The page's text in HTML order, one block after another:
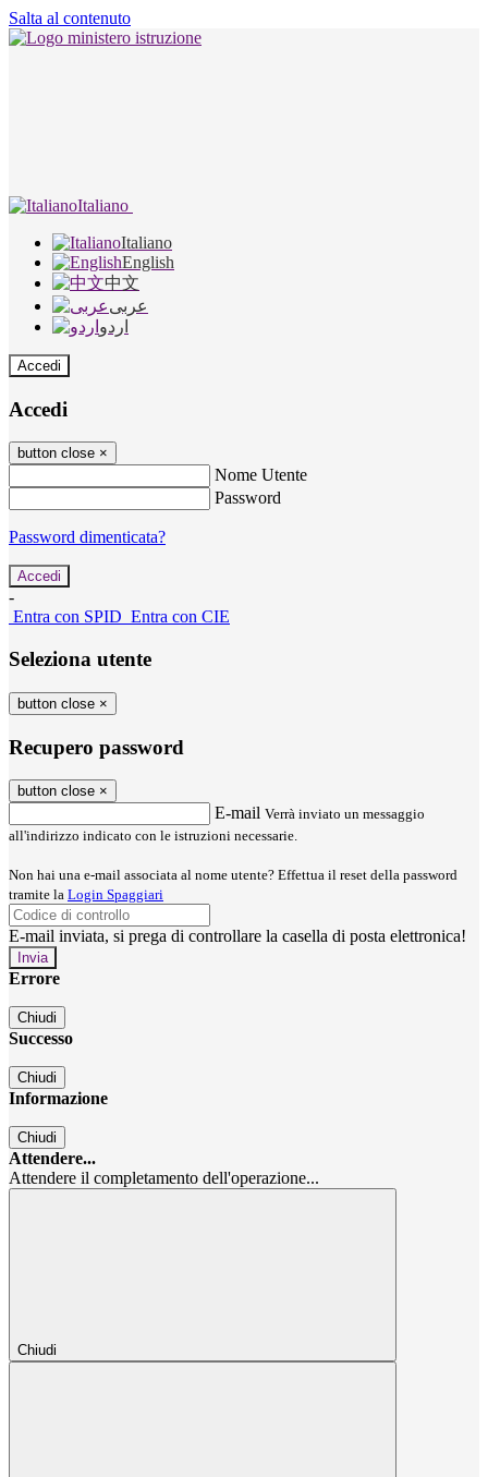
Salta al contenuto
Italiano
Italiano
English
中文
عربى
اردو
Accedi
Accedi
button close ×
Nome Utente
Password
Password dimenticata?
-
Entra con SPID Entra con CIE
Seleziona utente
button close ×
Recupero password
button close ×
E-mail Verrà inviato un messaggio
all'indirizzo indicato con le istruzioni necessarie.
Non hai una e-mail associata al nome utente? Effettua il reset della password
tramite la Login Spaggiari
E-mail inviata, si prega di controllare la casella di posta elettronica!
Errore
Chiudi
Successo
Chiudi
Informazione
Chiudi
Attendere...
Attendere il completamento dell'operazione...
Chiudi